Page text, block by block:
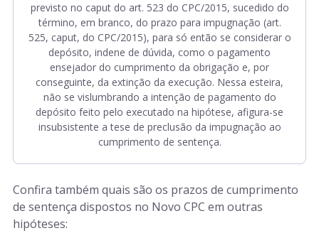
previsto no caput do art. 523 do CPC/2015, sucedido do
término, em branco, do prazo para impugnação (art.
525, caput, do CPC/2015), para só então se considerar o
depósito, indene de dúvida, como o pagamento
ensejador do cumprimento da obrigação e, por
conseguinte, da extinção da execução. Nessa esteira,
não se vislumbrando a intenção de pagamento do
depósito feito pelo executado na hipótese, afigura-se
insubsistente a tese de preclusão da impugnação ao
cumprimento de sentença.
Confira também quais são os prazos de cumprimento
de sentença dispostos no Novo CPC em outras
hipóteses: